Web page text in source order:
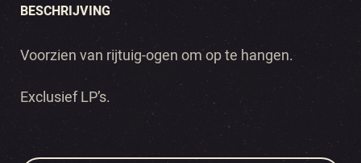
BESCHRIJVING
Voorzien van rijtuig-ogen om op te hangen.
Exclusief LP’s.